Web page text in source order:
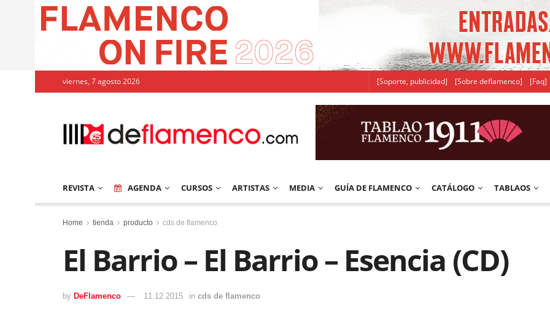
viernes, 7 agosto 2026 [Soporte, publicidad] [Sobre deflamenco] [Faq]
REVISTA AGENDA CURSOS ARTISTAS MEDIA GUÍA DE FLAMENCO CATÁLOGO TABLAOS
Home tienda producto cds de flamenco
El Barrio – El Barrio – Esencia (CD)
by DeFlamenco 11 12 2015 in cds de flamenco